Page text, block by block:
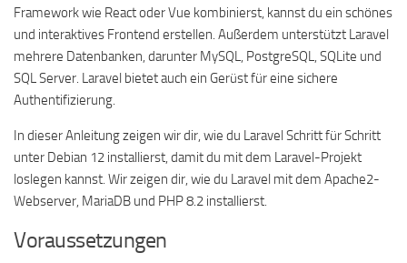
Framework wie React oder Vue kombinierst, kannst du ein schönes
und interaktives Frontend erstellen. Außerdem unterstützt Laravel
mehrere Datenbanken, darunter MySQL, PostgreSQL, SQLite und
SQL Server. Laravel bietet auch ein Gerüst für eine sichere
Authentifizierung.
In dieser Anleitung zeigen wir dir, wie du Laravel Schritt für Schritt
unter Debian 12 installierst, damit du mit dem Laravel-Projekt
loslegen kannst. Wir zeigen dir, wie du Laravel mit dem Apache2-
Webserver, MariaDB und PHP 8.2 installierst.
Voraussetzungen